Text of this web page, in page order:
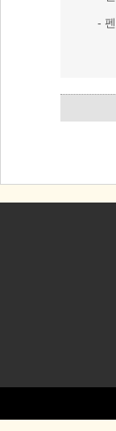
-